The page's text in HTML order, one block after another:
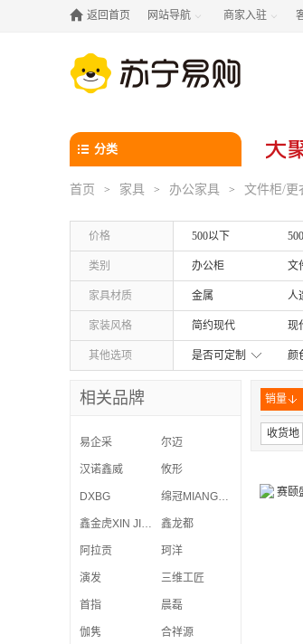
 返回首页 网站导航  商家入驻 
分类
首页 > 家具 > 办公家具 > 文件柜/更
价格 500以下
类别 办公柜 文
家具材质 金属 人
家装风格 简约现代 现
其他选项 是否可定制 颜
销量
收货地
相关品牌
易企采 尔迈
汉诺鑫威 攸形
DXBG 绵冠MIANGUAN
鑫金虎XIN JIN HU 鑫龙都
阿拉贡 珂洋
演发 三维工匠
首指 晨磊
伽隽 合祥源